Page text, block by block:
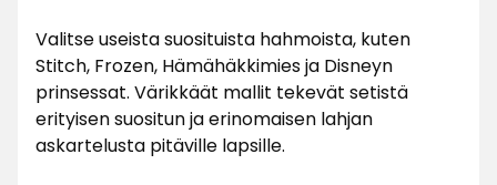
Valitse useista suosituista hahmoista, kuten
Stitch, Frozen, Hämähäkkimies ja Disneyn
prinsessat. Värikkäät mallit tekevät setistä
erityisen suositun ja erinomaisen lahjan
askartelusta pitäville lapsille.